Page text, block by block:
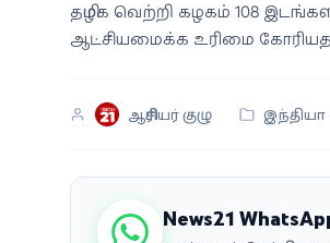
ஜோதிடம்
தமிழக வெற்றி கழகம் 108
ஆட்சியமைக்க உரிமை
ஆசிரியர் குழு இந்தியா
News21